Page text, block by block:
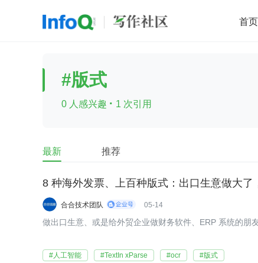
首页
前端 AI
查看更多
#版式
0 人感兴趣 · 1 次引用
最新 推荐
8 种海外发票、上百种版式：出口生意做大了
合合技术团队 05-14
做出口生意、或是给外贸企业做财务软件、ERP 系统的朋
#人工智能 #TextIn xParse #ocr #版式